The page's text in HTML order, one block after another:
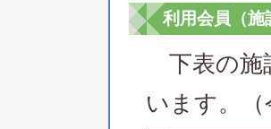
利用会員（施
下表の施
います。